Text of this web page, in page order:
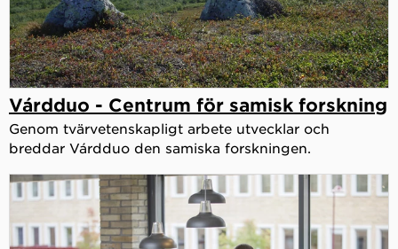
Várdduo - Centrum för samisk forskning
Genom tvärvetenskapligt arbete utvecklar och
breddar Várdduo den samiska forskningen.